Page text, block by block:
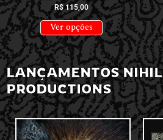
R$115,00
Ver opções
LANÇAMENTOS NIHIL
PRODUCTIONS